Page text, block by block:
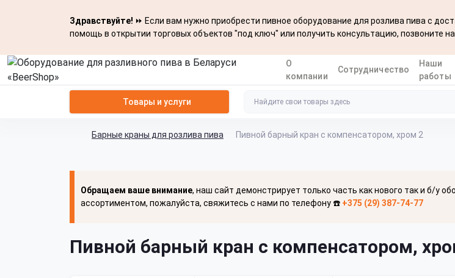
Здравствуйте! ⏩ Если вам нужно приобрести пивное оборудование для розлива пива с
помощь в открытии торговых объектов "под ключ" или получить консультацию, позвоните
О
компании
Сотрудничество
Наши
работы
Товары и услуги
Барные краны для розлива пива Пивной барный кран с компенсатором, хром 2
Обращаем ваше внимание, наш сайт демонстрирует только часть как нового так и б/у
ассортиментом, пожалуйста, свяжитесь с нами по телефону ☎️ +375 (29) 387-74-77
Пивной барный кран с компенсатором,